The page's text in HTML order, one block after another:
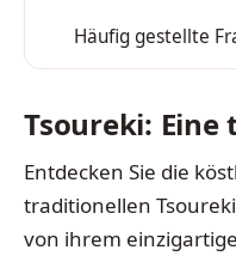
Häufig gestellte
Tsoureki:
Entdecken Sie die
traditionellen
von ihrem